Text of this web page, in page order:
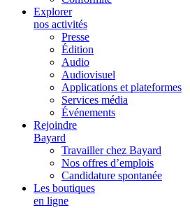
Explorer
nos activités
Presse
Édition
Audio
Audiovisuel
Applications et plateformes
Services média
Événements
Rejoindre
Bayard
Travailler chez Bayard
Nos offres d’emplois
Candidature spontanée
Les boutiques
en ligne